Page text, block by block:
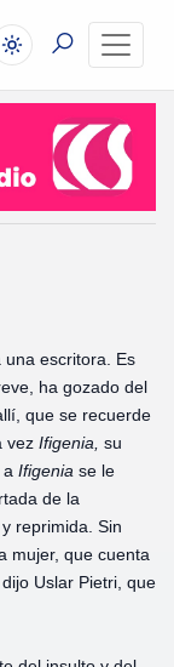
una escritora. Es
ha gozado del
que se recuerde
vez Ifigenia, su
Ifigenia se le
de la
reprimida. Sin
mujer, que cuenta
Uslar Pietri, que